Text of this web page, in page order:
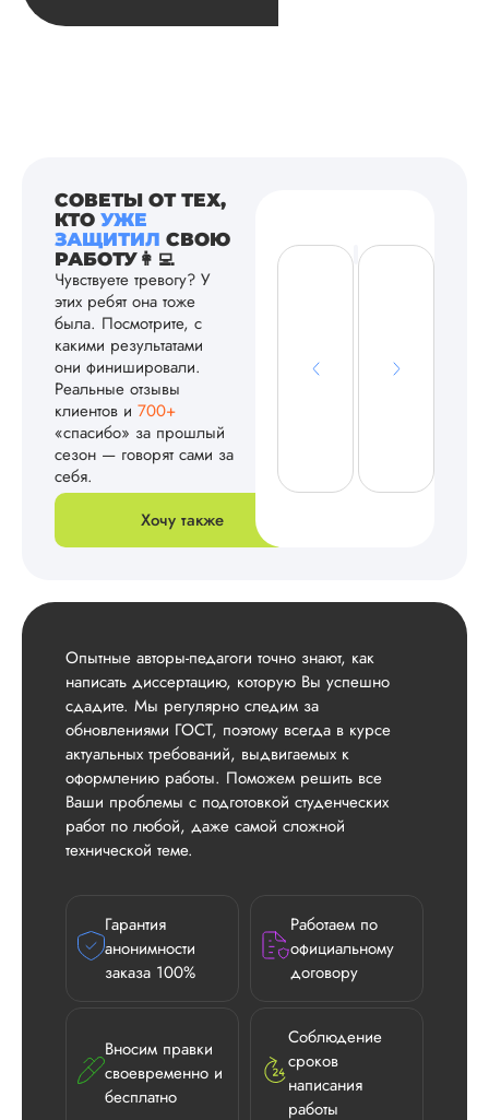
СОВЕТЫ ОТ ТЕХ,
КТО УЖЕ
ЗАЩИТИЛ СВОЮ
РАБОТУ👩‍💻
Чувствуете тревогу? У
этих ребят она тоже
была. Посмотрите, с
какими результатами
они финишировали.
Реальные отзывы
клиентов и 700+
«спасибо» за прошлый
сезон — говорят сами за
себя.
Хочу также
Опытные авторы-педагоги точно знают, как
написать диссертацию, которую Вы успешно
сдадите. Мы регулярно следим за
обновлениями ГОСТ, поэтому всегда в курсе
актуальных требований, выдвигаемых к
оформлению работы. Поможем решить все
Ваши проблемы с подготовкой студенческих
работ по любой, даже самой сложной
технической теме.
Гарантия
анонимности
заказа 100%
Работаем по
официальному
договору
Вносим правки
своевременно и
бесплатно
Соблюдение
сроков
написания
работы